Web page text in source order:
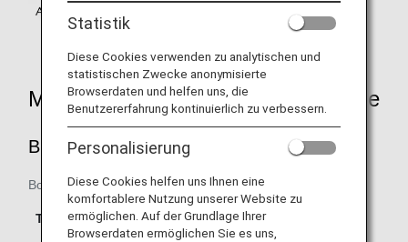
Mileage Accrual Rates By Fare Type
BUSINESS CLASS
Boarding on/after August 1, 2018
Type Booking Class
Accrual Rate for
Statistik
Diese Cookies verwenden zu analytischen und
statistischen Zwecke anonymisierte
Browserdaten und helfen uns, die
Benutzererfahrung kontinuierlich zu verbessern.
Personalisierung
Diese Cookies helfen uns Ihnen eine
komfortablere Nutzung unserer Website zu
ermöglichen. Auf der Grundlage Ihrer
Browserdaten ermöglichen Sie es uns,